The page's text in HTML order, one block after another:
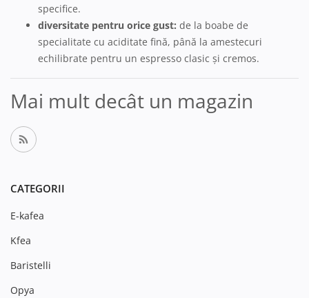
specifice.
diversitate pentru orice gust: de la boabe de
specialitate cu aciditate fină, până la amestecuri
echilibrate pentru un espresso clasic și cremos.
Mai mult decât un magazin
CATEGORII
E-kafea
Kfea
Baristelli
Opya